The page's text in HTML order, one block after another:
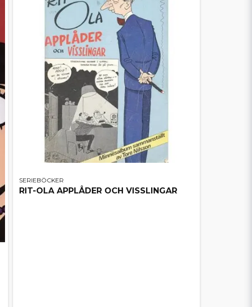
SERIEBÖCKER
RIT-OLA APPLÅDER OCH VISSLINGAR